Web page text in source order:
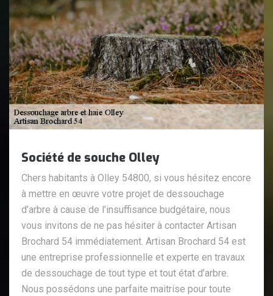
Société de souche Olley
Chers habitants à Olley 54800, si vous hésitez encore
à mettre en œuvre votre projet de dessouchage
d’arbre à cause de l’insuffisance budgétaire, nous
vous invitons de ne pas hésiter à contacter Artisan
Brochard 54 immédiatement. Artisan Brochard 54 est
une entreprise professionnelle et experte en travaux
de dessouchage de tout type et tout état d’arbre.
Nous possédons une parfaite maitrise pour toute